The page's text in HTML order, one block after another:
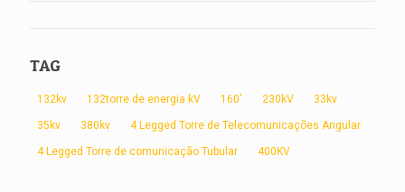
TAG
132kv 132torre de energia kV 160' 230kV 33kv
35kv 380kv 4 Legged Torre de Telecomunicações Angular
4 Legged Torre de comunicação Tubular 400KV